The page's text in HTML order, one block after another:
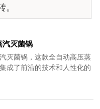
汽灭菌锅
灭菌锅，这款全自动高压蒸
成了前沿的技术和人性化的
全自动控制。用户只需简单